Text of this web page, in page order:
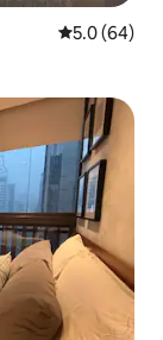
औसत रेटिंग 5 में
5.0 (64)